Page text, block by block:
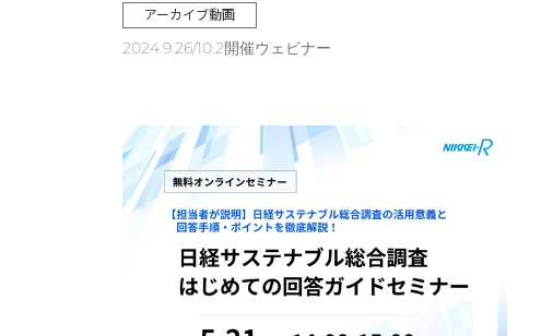
アーカイブ動画
2024.9.26/10.2開催ウェビナー